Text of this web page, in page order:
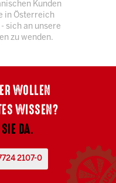
Kunden
in Österreich
sich an unsere
zu wenden.
WOLLEN
WISSEN?
DA.
2107-0